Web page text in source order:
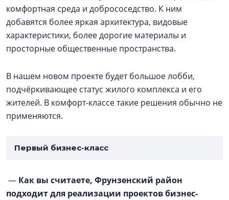
комфортная среда и добрососедство. К ним
добавятся более яркая архитектура, видовые
характеристики, более дорогие материалы и
просторные общественные пространства.
В нашем новом проекте будет большое лобби,
подчёркивающее статус жилого комплекса и его
жителей. В комфорт-классе такие решения обычно не
применяются.
Первый бизнес-класс
— Как вы считаете, Фрунзенский район
подходит для реализации проектов бизнес-